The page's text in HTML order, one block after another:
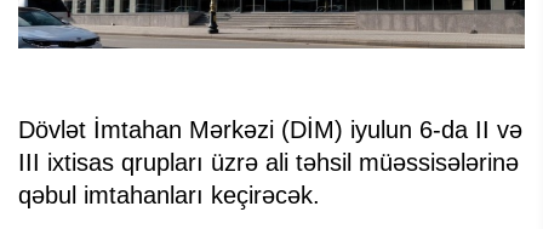
Dövlət İmtahan Mərkəzi (DİM) iyulun 6-da II və
III ixtisas qrupları üzrə ali təhsil müəssisələrinə
qəbul imtahanları keçirəcək.